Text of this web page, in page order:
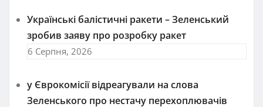
Українські балістичні ракети – Зеленський
зробив заяву про розробку ракет
6 Серпня, 2026
у Єврокомісії відреагували на слова
Зеленського про нестачу перехоплювачів